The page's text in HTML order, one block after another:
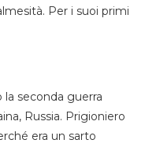
Per i suoi primi
la seconda guerra
Russia. Prigioniero
era un sarto